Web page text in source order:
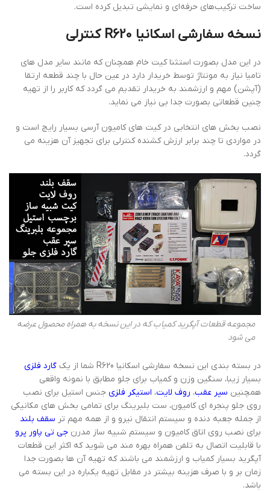
ساخت ترکیب‌های حرفه‌ای و نمایشی تبدیل کرده است.
نسخه سفارشی اسکانیا R620 کنترلی
در این مدل بصورت استثنا کیت خام همچنان که مانند سایر مدل های
تامیا نیاز به مونتاژ توسط خریدار دارد در عین حال با چند قطعه ارتقا
(آپشن) مهم و ارزشمند به خریدار تقدیم می گردد که کاربر را از تهیه
چنین قطعاتی بصورت جدا بی نیاز می نماید.
نصب بخش های انتخابی در کیت های کامیون آرسی بسیار رایج است و
در مواردی تا چند برابر ارزش کشنده کنترلی برای تجهیز آن هزینه می
گردد.
مجموعه قطعات آپگرید کمیاب که در این نسخه به همراه محصول عرضه
می شود
در بسته بندی این نسخه سفارشی اسکانیا R620 شما از یک
گارد فلزی
بسیار زیبا، سنگین وزن و کمیاب برای جلو مطابق با نمونه واقعی
همچنین سپر عقب، روف لایت، استیکر فلزی جنس استیل برای نصب
روی جلو پنجره ای کامیون، ست بلبرینگ برای تمامی بخش های مکانیکی
از جمله جعبه دنده و سیستم انتقال نیرو و از همه مهم تر سقف بلند
برای نصب روی اتاق کامیون و سیستم شبیه ساز مدرن جی تی پاور پرو
با قابلیت اتصال به تلفن همراه بهره مند می شوید که اکثر این قطعات
آپگرید بسیار کمیاب و ارزشمند می باشند که تهیه آن ها بصورت جدا
زمان بر و با صرف هزینه بیشتر در مقابل تهیه یکباره در این بسته می
باشد.